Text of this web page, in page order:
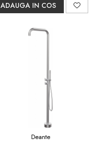
ADAUGA IN COS
Deante